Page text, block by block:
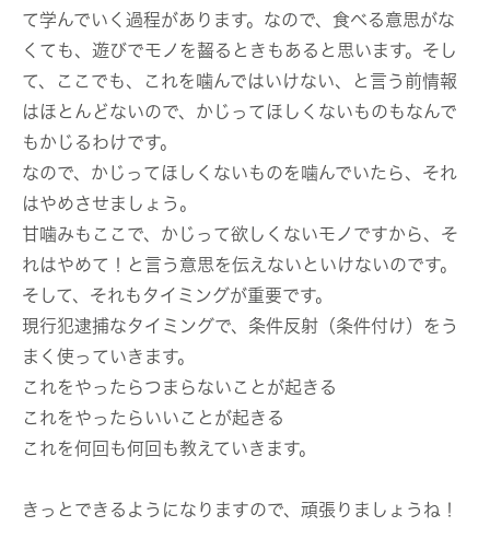
て学んでいく過程があります。なので、食べる意思がな
くても、遊びでモノを齧るときもあると思います。そし
て、ここでも、これを噛んではいけない、と言う前情報
はほとんどないので、かじってほしくないものもなんで
もかじるわけです。
なので、かじってほしくないものを噛んでいたら、それ
はやめさせましょう。
甘噛みもここで、かじって欲しくないモノですから、そ
れはやめて！と言う意思を伝えないといけないのです。
そして、それもタイミングが重要です。
現行犯逮捕なタイミングで、条件反射（条件付け）をう
まく使っていきます。
これをやったらつまらないことが起きる
これをやったらいいことが起きる
これを何回も何回も教えていきます。
きっとできるようになりますので、頑張りましょうね！